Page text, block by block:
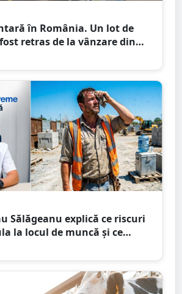
în România. Un lot de
retras de la vânzare din
Sălăgeanu explică ce riscuri
la locul de muncă și ce
Cum ne putem
colegii